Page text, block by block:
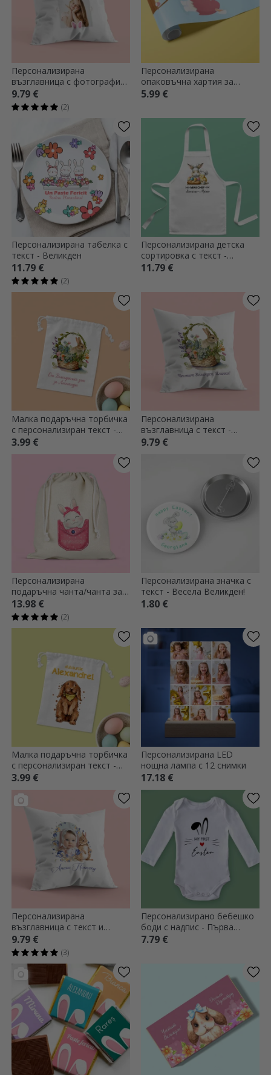
Персонализирана
възглавница с фотография
- Сладкото зайче
9.79 €
(2)
Персонализирана
опаковъчна хартия за
подаръци с текст - Зайчета
5.99 €
Персонализирана табелка с
текст - Великден
11.79 €
(2)
Персонализирана детска
сортировка с текст -
Великденски животни
11.79 €
Малка подаръчна торбичка
с персонализиран текст -
Зайче
3.99 €
Персонализирана
възглавница с текст -
Весела Великден
9.79 €
Персонализирана
подаръчна чанта/чанта за
детска стая с име - Зайче
13.98 €
(2)
Персонализирана значка с
текст - Весела Великден!
1.80 €
Малка подаръчна торбичка
с персонализиран текст -
Зайче с бонбони
3.99 €
Персонализирана LED
нощна лампа с 12 снимки
17.18 €
Персонализирана
възглавница с текст и
снимка - Зайче
9.79 €
(3)
Персонализирано бебешко
боди с надпис - Първа
Великден
7.79 €